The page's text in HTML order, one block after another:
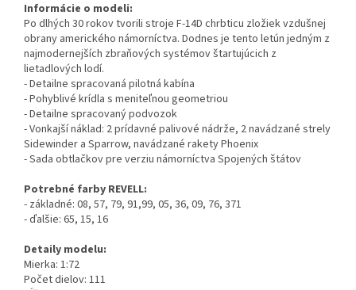
Informácie o modeli:
Po dlhých 30 rokov tvorili stroje F-14D chrbticu zložiek vzdušnej
obrany amerického námorníctva. Dodnes je tento letún jedným z
najmodernejších zbraňových systémov štartujúcich z
lietadlových lodí.
- Detailne spracovaná pilotná kabína
- Pohyblivé krídla s meniteľnou geometriou
- Detailne spracovaný podvozok
- Vonkajší náklad: 2 prídavné palivové nádrže, 2 navádzané strely
Sidewinder a Sparrow, navádzané rakety Phoenix
- Sada obtlačkov pre verziu námorníctva Spojených štátov
Potrebné farby REVELL:
- základné: 08, 57, 79, 91,99, 05, 36, 09, 76, 371
- ďalšie: 65, 15, 16
Detaily modelu:
Mierka: 1:72
Počet dielov: 111